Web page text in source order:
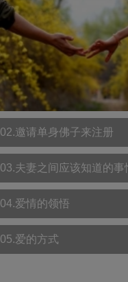
02.邀请单身佛子来注册
03.夫妻之间应该知道的事
04.爱情的领悟
05.爱的方式